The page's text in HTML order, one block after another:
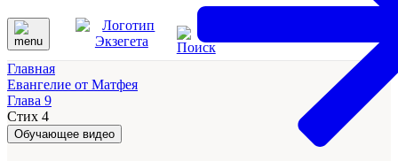
Главная
Евангелие от Матфея
Глава 9
Стих 4
Обучающее видео